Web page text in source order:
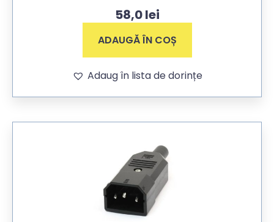
58,0lei
ADAUGĂ ÎN COȘ
Adaug în lista de dorințe